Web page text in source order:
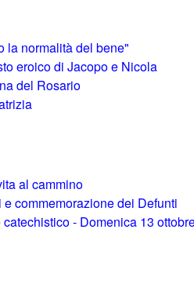
la normalità del bene"
eroico di Jacopo e Nicola
del Rosario
al cammino
commemorazione dei Defunti
- Domenica 13